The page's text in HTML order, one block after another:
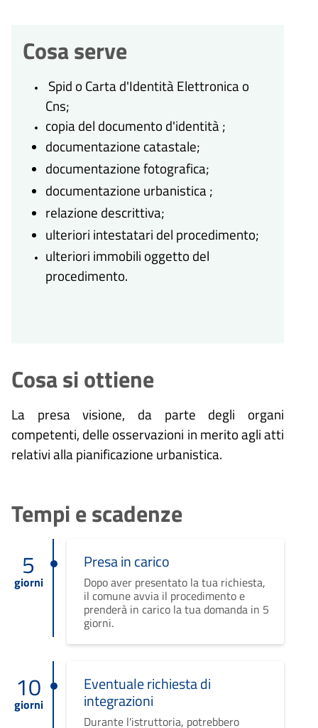
Cosa serve
Spid o Carta d'Identità Elettronica o
Cns;
copia del documento d'identità ;
documentazione catastale;
documentazione fotografica;
documentazione urbanistica ;
relazione descrittiva;
ulteriori intestatari del procedimento;
ulteriori immobili oggetto del
procedimento.
Cosa si ottiene
La presa visione, da parte degli organi
competenti, delle osservazioni in merito agli atti
relativi alla pianificazione urbanistica.
Tempi e scadenze
5
giorni
Presa in carico
Dopo aver presentato la tua richiesta,
il comune avvia il procedimento e
prenderà in carico la tua domanda in 5
giorni.
10
giorni
Eventuale richiesta di
integrazioni
Durante l'istruttoria, potrebbero